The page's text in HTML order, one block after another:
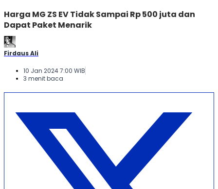
Harga MG ZS EV Tidak Sampai Rp 500 juta dan
Dapat Paket Menarik
Firdaus Ali
10 Jan 2024 7:00 WIB
3 menit baca